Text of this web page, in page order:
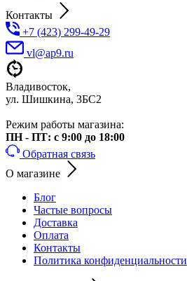
Контакты
+7 (423) 299-49-29
vl@ap9.ru
Владивосток,
ул. Шишкина, 3БС2
Режим работы магазина:
ПН - ПТ: с 9:00 до 18:00
Обратная связь
О магазине
Блог
Частые вопросы
Доставка
Оплата
Контакты
Политика конфиденциальности